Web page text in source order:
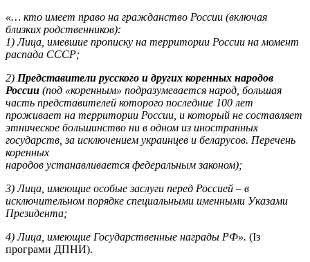
«… кто имеет право на гражданство России (включая
близких родственников):
1) Лица, имевшие прописку на территории России на момент
распада СССР;
2) Представители русского и других коренных народов
России (под «коренным» подразумевается народ, большая
часть представителей которого последние 100 лет
проживает на территории России, и который не составляет
этническое большинство ни в одном из иностранных
государств, за исключением украинцев и беларусов. Перечень
коренных
народов устанавливается федеральным законом);
3) Лица, имеющие особые заслуги перед Россией – в
исключительном порядке специальными именными Указами
Президента;
4) Лица, имеющие Государственные награды РФ». (Із
програми ДПНИ).